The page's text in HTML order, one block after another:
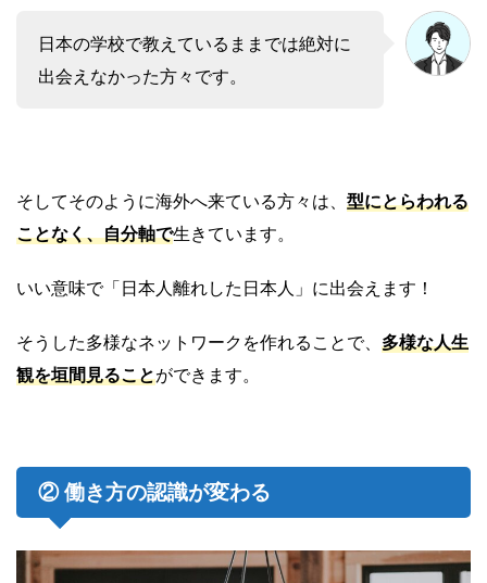
日本の学校で教えているままでは絶対に
出会えなかった方々です。
そしてそのように海外へ来ている方々は、 型にとらわれる
ことなく、自分軸で生きています。
いい意味で「日本人離れした日本人」に出会えます！
そうした多様なネットワークを作れることで、 多様な人生
観を垣間見ることができます。
② 働き方の認識が変わる